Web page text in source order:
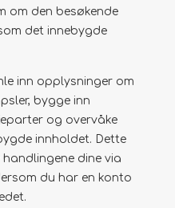
om den besøkende
det innebygde
inn opplysninger om
bygge inn
og overvåke
innholdet. Dette
dine via
du har en konto